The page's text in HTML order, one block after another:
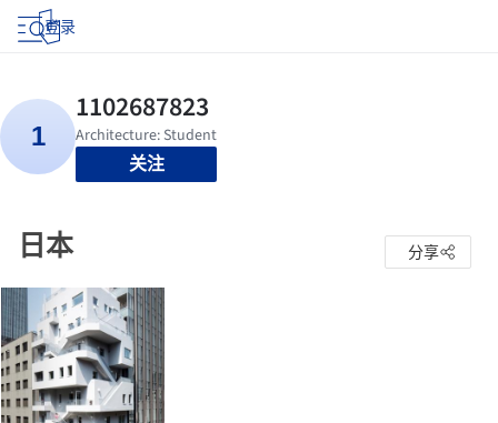
登录
关注
日本 分享